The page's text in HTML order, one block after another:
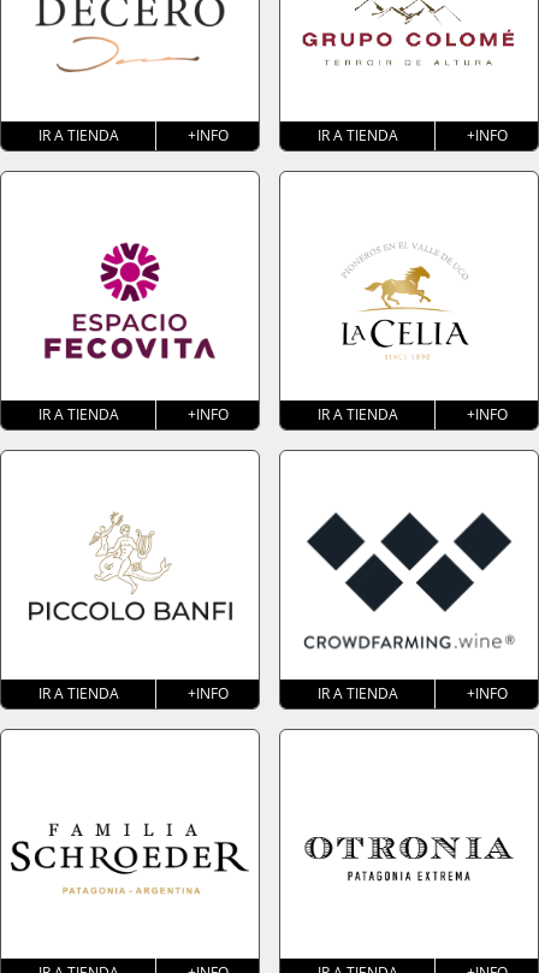
IR A TIENDA +INFO IR A TIENDA +INFO
IR A TIENDA +INFO IR A TIENDA +INFO
IR A TIENDA +INFO IR A TIENDA +INFO